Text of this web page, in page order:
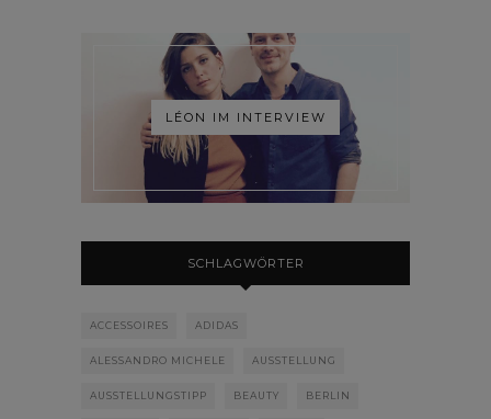
LÉON IM INTERVIEW
SCHLAGWÖRTER
ACCESSOIRES ADIDAS
ALESSANDRO MICHELE AUSSTELLUNG
AUSSTELLUNGSTIPP BEAUTY BERLIN